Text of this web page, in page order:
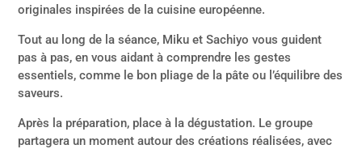
originales inspirées de la cuisine européenne.
Tout au long de la séance, Miku et Sachiyo vous guident
pas à pas, en vous aidant à comprendre les gestes
essentiels, comme le bon pliage de la pâte ou l’équilibre des
saveurs.
Après la préparation, place à la dégustation. Le groupe
partagera un moment autour des créations réalisées, avec